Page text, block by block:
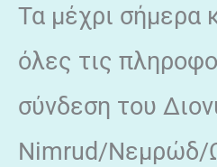
Τα μέχρι σήμερα
όλες τις
σύνδεση του
Nimrud/Νεμρώδ/